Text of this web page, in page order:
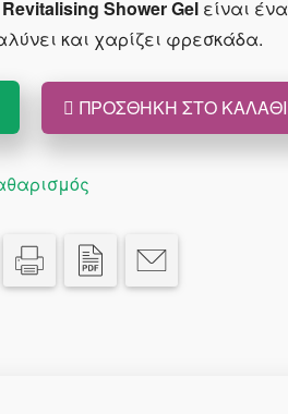
Shower Gelείναι ένα
και χαρίζει φρεσκάδα.
ΠΡΟΣΘΉΚΗ ΣΤΟ ΚΑΛΆΘΙ